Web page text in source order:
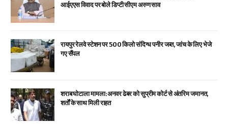
आईएएस विवाद पर बोले डिप्टी सीएम अरुण साव
रायपुर रेलवे स्टेशन पर 500 किलो संदिग्ध पनीर जब्त, जांच के लिए भेजे
गए सैंपल
शराब घोटाला मामला: अनवर ढेबर को सुप्रीम कोर्ट से अंतरिम जमानत,
शर्तों के साथ मिली राहत